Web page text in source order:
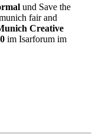
und Save the
fair and
Creative
im Isarforum im